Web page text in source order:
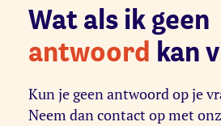
Wat als ik geen
antwoord kan
Kun je geen antwoord op je
Neem dan contact op met